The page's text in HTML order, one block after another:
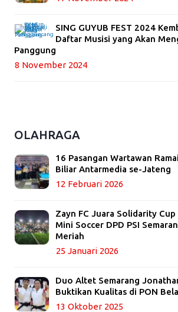
SING GUYUB FEST 2024
Daftar Musisi yang Akan
Panggung
8 November 2024
OLAHRAGA
16 Pasangan Wartawan
Biliar Antarmedia se-Jateng
12 Februari 2026
Zayn FC Juara Solidarity
Mini Soccer DPD PSI
Meriah
25 Januari 2026
Duo Altet Semarang
Buktikan Kualitas di PON
13 Oktober 2025